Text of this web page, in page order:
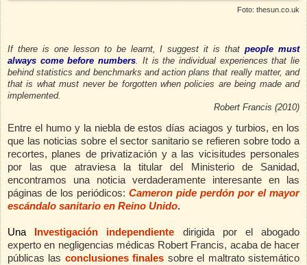
Foto: thesun.co.uk
If there is one lesson to be learnt, I suggest it is thatpeople must
always come before numbers. It is the individual experiences that lie
behind statistics and benchmarks and action plans that really matter, and
that is what must never be forgotten when policies are being made and
implemented.
Robert Francis (2010)
Entre el humo y la niebla de estos días aciagos y turbios, en los
que las noticias sobre el sector sanitario se refieren sobre todo a
recortes, planes de privatización y a las vicisitudes personales
por las que atraviesa la titular del Ministerio de Sanidad,
encontramos una noticia verdaderamente interesante en las
páginas de los periódicos: Cameron pide perdón por el mayor
escándalo sanitario en Reino Unido.
Una Investigación independiente
dirigida por el abogado
experto en negligencias médicas Robert Francis, acaba de hacer
públicas las conclusiones finales sobre el maltrato sistemático